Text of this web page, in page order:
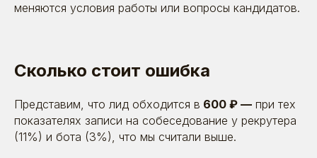
меняются условия работы или вопросы кандидатов.
Сколько стоит ошибка
Представим, что лид обходится в 600 ₽ — при тех
показателях записи на собеседование у рекрутера
(11%) и бота (3%), что мы считали выше.
быть полезными